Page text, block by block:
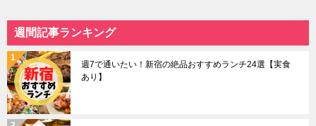
週間記事ランキング
週7で通いたい！新宿の絶品おすすめランチ24選【実食
あり】